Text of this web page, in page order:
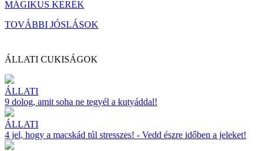
MÁGIKUS KERÉK
TOVÁBBI JÓSLÁSOK
ÁLLATI CUKISÁGOK
ÁLLATI
9 dolog, amit soha ne tegyél a kutyáddal!
ÁLLATI
4 jel, hogy a macskád túl stresszes! - Vedd észre időben a jeleket!